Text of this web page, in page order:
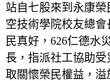
站自七股來到永康
空技術學院校友總
民真好，626仁德水
長，指派社工協助
取關懷榮民權益，溢